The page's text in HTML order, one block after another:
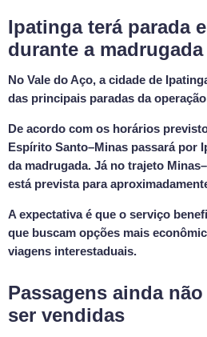
Ipatinga terá parada
durante a madrugada
No Vale do Aço, a cidade de
das principais paradas da
De acordo com os horários
Espírito Santo–Minas passará por
da madrugada. Já no trajeto
está prevista para
A expectativa é que o serviço
que buscam opções mais
viagens interestaduais.
Passagens ainda
ser vendidas